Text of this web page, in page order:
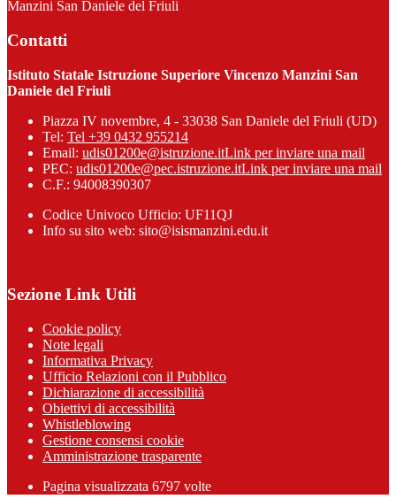
Manzini San Daniele del Friuli
Contatti
Istituto Statale Istruzione Superiore Vincenzo Manzini San
Daniele del Friuli
Piazza IV novembre, 4 - 33038 San Daniele del Friuli (UD)
Tel: Tel +39 0432 955214
Email: udis01200e@istruzione.itLink per inviare una mail
PEC: udis01200e@pec.istruzione.itLink per inviare una mail
C.F.: 94008390307
Codice Univoco Ufficio: UF11QJ
Info su sito web: sito@isismanzini.edu.it
Sezione Link Utili
Cookie policy
Note legali
Informativa Privacy
Ufficio Relazioni con il Pubblico
Dichiarazione di accessibilità
Obiettivi di accessibilità
Whistleblowing
Gestione consensi cookie
Amministrazione trasparente
Pagina visualizzata 6797 volte